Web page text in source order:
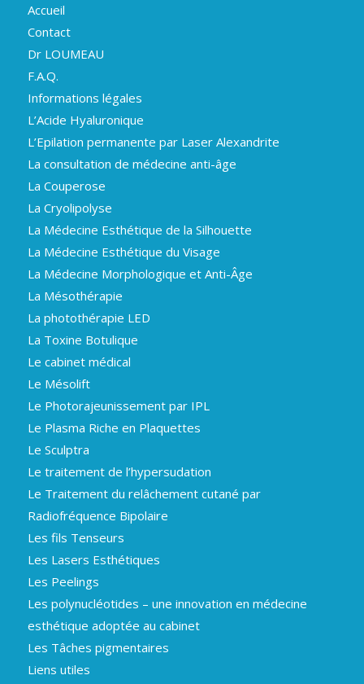
Accueil
Contact
Dr LOUMEAU
F.A.Q.
Informations légales
L’Acide Hyaluronique
L’Epilation permanente par Laser Alexandrite
La consultation de médecine anti-âge
La Couperose
La Cryolipolyse
La Médecine Esthétique de la Silhouette
La Médecine Esthétique du Visage
La Médecine Morphologique et Anti-Âge
La Mésothérapie
La photothérapie LED
La Toxine Botulique
Le cabinet médical
Le Mésolift
Le Photorajeunissement par IPL
Le Plasma Riche en Plaquettes
Le Sculptra
Le traitement de l’hypersudation
Le Traitement du relâchement cutané par
Radiofréquence Bipolaire
Les fils Tenseurs
Les Lasers Esthétiques
Les Peelings
Les polynucléotides – une innovation en médecine
esthétique adoptée au cabinet
Les Tâches pigmentaires
Liens utiles